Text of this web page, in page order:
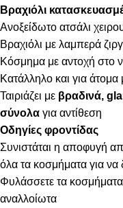
Βραχιόλι
Ανοξείδωτο ατσάλι
Βραχιόλι με λαμπερά
Κόσμημα με αντοχή στο
Κατάλληλο και για άτομα
Ταιριάζει με βραδινά,
σύνολα για αντίθεση
Οδηγίες φροντίδας
Συνιστάται η αποφυγή
όλα τα κοσμήματα για να
Φυλάσσετε τα κοσμήματα
αναλλοίωτα